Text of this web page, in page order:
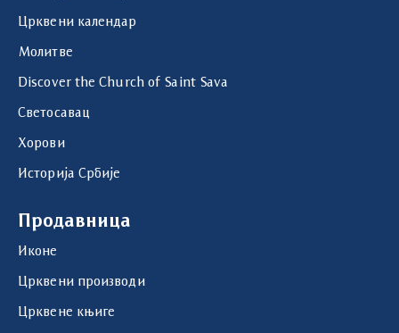
Црквени календар
Молитве
Discover the Church of Saint Sava
Светосавац
Хорови
Историја Србије
Продавница
Иконе
Црквени производи
Црквене књиге